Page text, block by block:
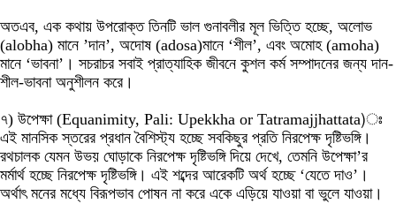
অতএব, এক কথায় উপরোক্ত তিনটি ভাল গুনাবলীর মূল ভিত্তি হচ্ছে, অলোভ
(alobha) মানে ’দান’, অদোষ (adosa)মানে ‘শীল’, এবং অমোহ (amoha)
মানে ‘ভাবনা’। সচরাচর সবাই প্রাত্যাহিক জীবনে কুশল কর্ম সম্পাদনের জন্য দান-
শীল-ভাবনা অনুশীলন করে।
৭) উপেক্ষা (Equanimity, Pali: Upekkha or Tatramajjhattata)ঃ
এই মানসিক স্তরের প্রধান বৈশিস্ট্য হচ্ছে সবকিছুর প্রতি নিরপেক্ষ দৃষ্টিভঙ্গি।
রথচালক যেমন উভয় ঘোড়াকে নিরপেক্ষ দৃষ্টিভঙ্গি দিয়ে দেখে, তেমনি উপেক্ষা’র
মর্মার্থ হচ্ছে নিরপেক্ষ দৃষ্টিভঙ্গি। এই শব্দের আরেকটি অর্থ হচ্ছে ‘যেতে দাও’।
অর্থাৎ মনের মধ্যে বিরূপভাব পোষন না করে একে এড়িয়ে যাওয়া বা ভুলে যাওয়া।